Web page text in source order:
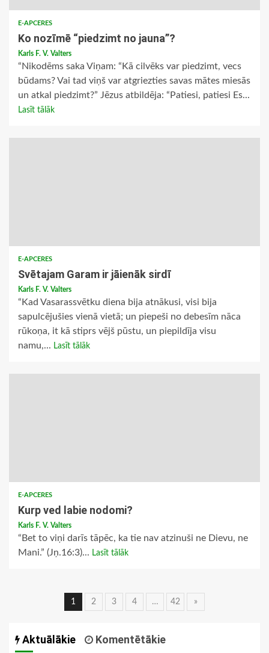
E-APCERES
Ko nozīmē “piedzimt no jauna”?
Karls F. V. Valters
“Nikodēms saka Viņam: “Kā cilvēks var piedzimt, vecs
būdams? Vai tad viņš var atgriezties savas mātes miesās
un atkal piedzimt?” Jēzus atbildēja: “Patiesi, patiesi Es...
Lasīt tālāk
E-APCERES
Svētajam Garam ir jāienāk sirdī
Karls F. V. Valters
“Kad Vasarassvētku diena bija atnākusi, visi bija
sapulcējušies vienā vietā; un piepeši no debesīm nāca
rūkoņa, it kā stiprs vējš pūstu, un piepildīja visu
namu,... Lasīt tālāk
E-APCERES
Kurp ved labie nodomi?
Karls F. V. Valters
“Bet to viņi darīs tāpēc, ka tie nav atzinuši ne Dievu, ne
Mani.” (Jņ.16:3)... Lasīt tālāk
Ziņu
1 2 3 4 … 42 »
Aktuālākie Komentētākie